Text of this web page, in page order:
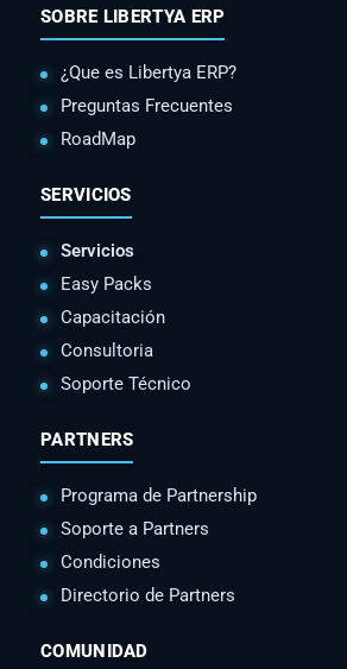
SOBRE LIBERTYA ERP
¿Que es Libertya ERP?
Preguntas Frecuentes
RoadMap
SERVICIOS
Servicios
Easy Packs
Capacitación
Consultoria
Soporte Técnico
PARTNERS
Programa de Partnership
Soporte a Partners
Condiciones
Directorio de Partners
COMUNIDAD